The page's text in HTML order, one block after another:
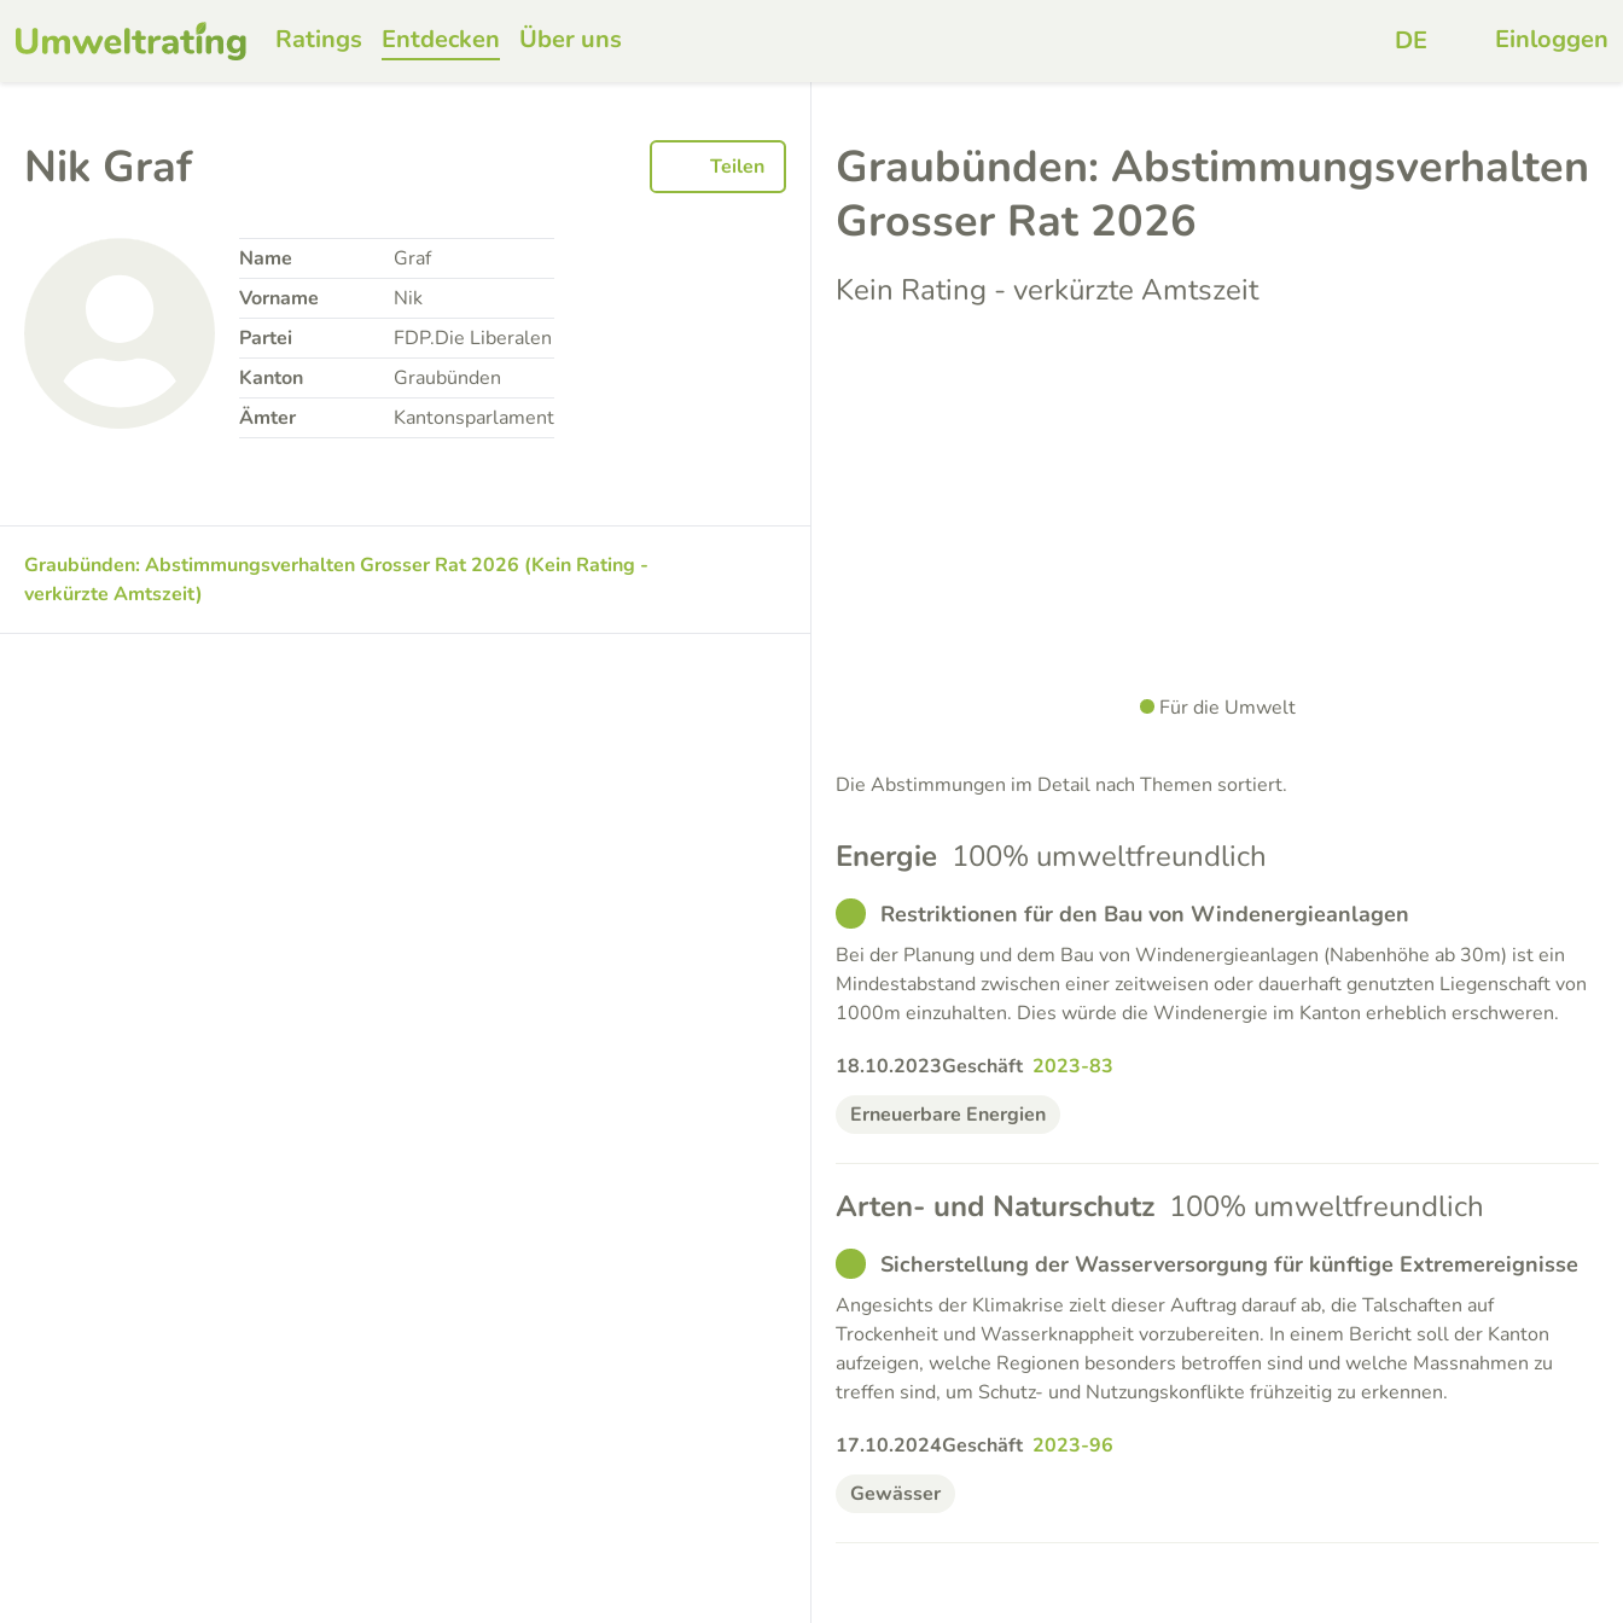
Ratings Entdecken Über uns Einloggen
Nik Graf Teilen
Name
Graf
Vorname
Nik
Partei
FDP.Die Liberalen
Kanton
Graubünden
Ämter
Kantonsparlament
Graubünden: Abstimmungsverhalten Grosser Rat 2026 (Kein Rating -
verkürzte Amtszeit)
Graubünden: Abstimmungsverhalten
Grosser Rat 2026
Kein Rating - verkürzte Amtszeit
Für die Umwelt
Die Abstimmungen im Detail nach Themen sortiert.
Energie 100% umweltfreundlich
GOODRestriktionen für den Bau von Windenergieanlagen
Bei der Planung und dem Bau von Windenergieanlagen (Nabenhöhe ab 30m) ist ein
Mindestabstand zwischen einer zeitweisen oder dauerhaft genutzten Liegenschaft von
1000m einzuhalten. Dies würde die Windenergie im Kanton erheblich erschweren.
18.10.2023Geschäft 2023-83
Erneuerbare Energien
Arten- und Naturschutz 100% umweltfreundlich
GOODSicherstellung der Wasserversorgung für künftige Extremereignisse
Angesichts der Klimakrise zielt dieser Auftrag darauf ab, die Talschaften auf
Trockenheit und Wasserknappheit vorzubereiten. In einem Bericht soll der Kanton
aufzeigen, welche Regionen besonders betroffen sind und welche Massnahmen zu
treffen sind, um Schutz- und Nutzungskonflikte frühzeitig zu erkennen.
17.10.2024Geschäft 2023-96
Gewässer